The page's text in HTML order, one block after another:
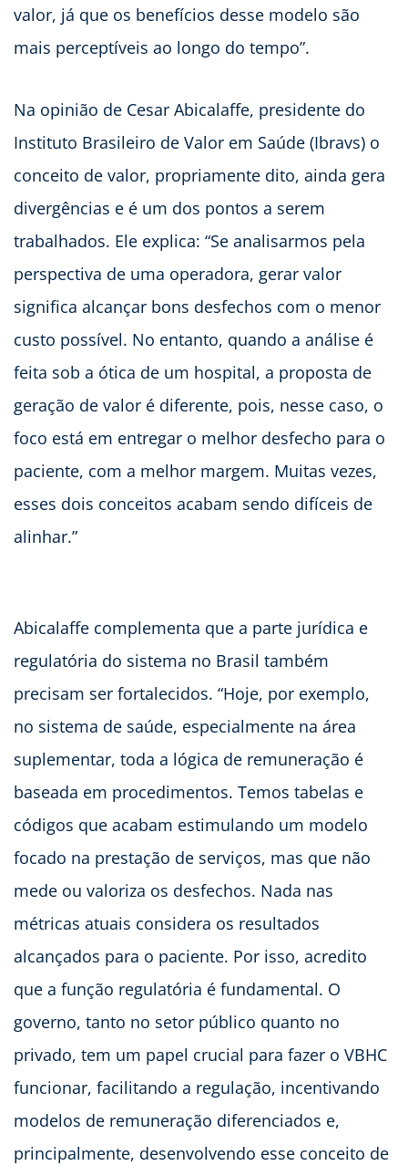
valor, já que os benefícios desse modelo são
mais perceptíveis ao longo do tempo”.
Na opinião de Cesar Abicalaffe, presidente do
Instituto Brasileiro de Valor em Saúde (Ibravs) o
conceito de valor, propriamente dito, ainda gera
divergências e é um dos pontos a serem
trabalhados. Ele explica: “Se analisarmos pela
perspectiva de uma operadora, gerar valor
significa alcançar bons desfechos com o menor
custo possível. No entanto, quando a análise é
feita sob a ótica de um hospital, a proposta de
geração de valor é diferente, pois, nesse caso, o
foco está em entregar o melhor desfecho para o
paciente, com a melhor margem. Muitas vezes,
esses dois conceitos acabam sendo difíceis de
alinhar.”
Abicalaffe complementa que a parte jurídica e
regulatória do sistema no Brasil também
precisam ser fortalecidos. “Hoje, por exemplo,
no sistema de saúde, especialmente na área
suplementar, toda a lógica de remuneração é
baseada em procedimentos. Temos tabelas e
códigos que acabam estimulando um modelo
focado na prestação de serviços, mas que não
mede ou valoriza os desfechos. Nada nas
métricas atuais considera os resultados
alcançados para o paciente. Por isso, acredito
que a função regulatória é fundamental. O
governo, tanto no setor público quanto no
privado, tem um papel crucial para fazer o VBHC
funcionar, facilitando a regulação, incentivando
modelos de remuneração diferenciados e,
principalmente, desenvolvendo esse conceito de